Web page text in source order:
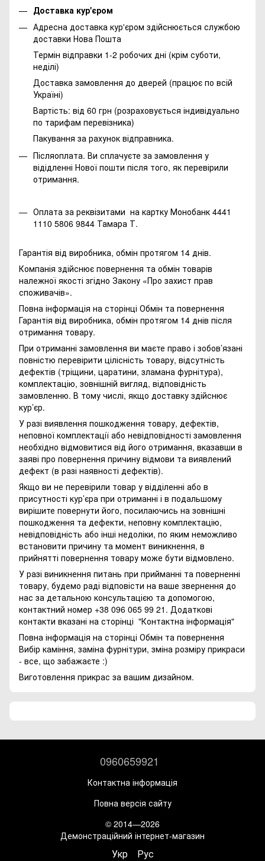
Доставка кур'єром
Адресна доставка кур'єром здійснюється службою
доставки Нова Пошта
Термін відправки 1-2 робочих дні (крім суботи,
неділі)
Доставка замовлення до дверей (працює по всій
Україні)
Вартість: від 60 грн (розраховується індивідуально
по тарифам перевізника)
Пакування за рахунок відправника.
Післяоплата. Ви сплачуєте за замовлення у
відідленні Нової пошти після того, як перевірили
отримання.
Оплата за реквізитами на картку Монобанк 4441
1110 5806 9844 Тамара Т.
Гарантія від виробника, обмін протягом 14 днів.
Компанія здійснює повернення та обмін товарів
належної якості згідно Закону «Про захист прав
споживачів».
Повна інформація на сторінці Обмін та повернення
Гарантія від виробника, обмін протягом 14 днів після
отримання товару.
При отриманні замовлення ви маєте право і зобов’язані
повністю перевірити цілісність товару, відсутність
дефектів (тріщини, царатини, зламана фурнітура),
комплектацію, зовнішній вигляд, відповідність
замовленню. В тому числі, якщо доставку здійснює
кур’єр.
У разі виявлення пошкодження товару, дефектів,
неповної комплектації або невідповідності замовлення
необхідно відмовитися від його отримання, вказавши в
заяві про повернення причину відмови та виявлений
дефект (в разі наявності дефектів).
Якщо ви не перевірили товар у відділенні або в
присутності кур’єра при отриманні і в подальшому
вирішите повернути його, посилаючись на зовнішні
пошкодження та дефекти, неповну комплектацію,
невідповідність або інші недоліки, по яким неможливо
встановити причину та момент виникнення, в
прийнятті повернення товару може бути відмовлено.
У разі виникнення питань при прийманні та поверненні
товару, будемо раді відповісти на ваше звернення до
нас за детальною консультацією та допомогою,
контактний номер +38 096 065 99 21. Додаткові
контакти вказані на сторінці "Контактна інформація"
Повна інформація на сторінці Обмін та повернення
Вибір каміння, заміна фурнітури, зміна розміру прикраси
- все, що забажаєте :)
Виготовлення прикрас за вашим дизайном.
0960659921
Контактна інформація
Повна версія сайту
© 2014—2026
Демонстраційний інтернет-магазин
Укр Рус